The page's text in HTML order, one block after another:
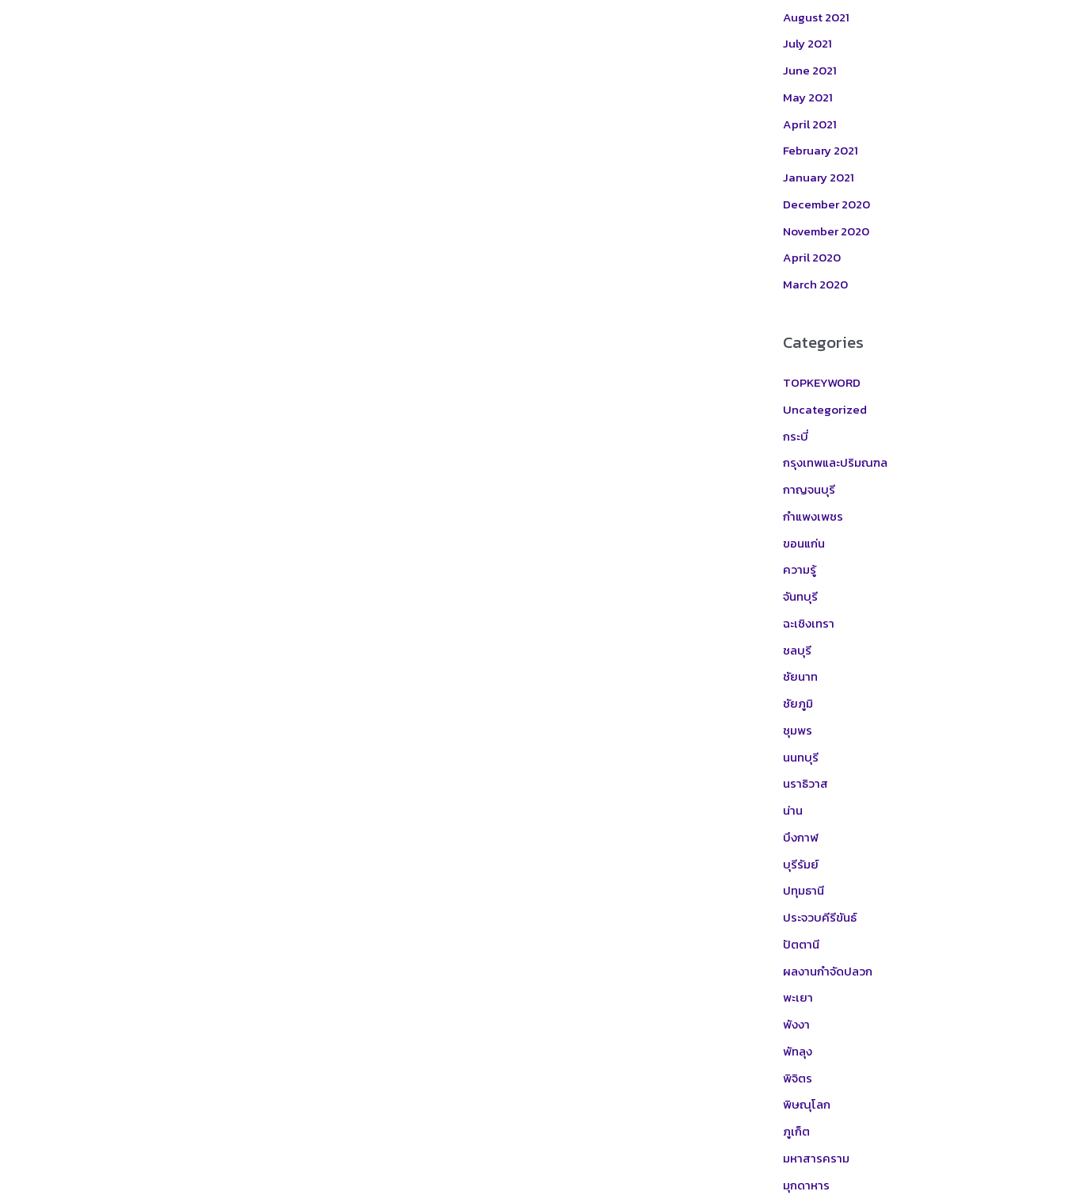
August 2021
July 2021
June 2021
May 2021
April 2021
February 2021
January 2021
December 2020
November 2020
April 2020
March 2020
Categories
TOPKEYWORD
Uncategorized
กระบี่
กรุงเทพและปริมณฑล
กาญจนบุรี
กำแพงเพชร
ขอนแก่น
ความรู้
จันทบุรี
ฉะเชิงเทรา
ชลบุรี
ชัยนาท
ชัยภูมิ
ชุมพร
นนทบุรี
นราธิวาส
น่าน
บึงกาฬ
บุรีรัมย์
ปทุมธานี
ประจวบคีรีขันธ์
ปัตตานี
ผลงานกำจัดปลวก
พะเยา
พังงา
พัทลุง
พิจิตร
พิษณุโลก
ภูเก็ต
มหาสารคราม
มุกดาหาร